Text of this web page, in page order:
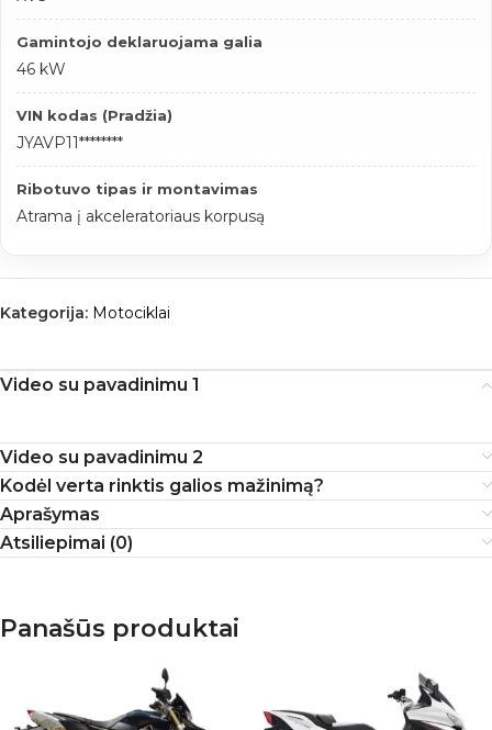
Gamintojo deklaruojama galia
46 kW
VIN kodas (Pradžia)
JYAVP11********
Ribotuvo tipas ir montavimas
Atrama į akceleratoriaus korpusą
Kategorija: Motociklai
Video su pavadinimu 1
Video su pavadinimu 2
Kodėl verta rinktis galios mažinimą?
Aprašymas
Atsiliepimai (0)
Panašūs produktai